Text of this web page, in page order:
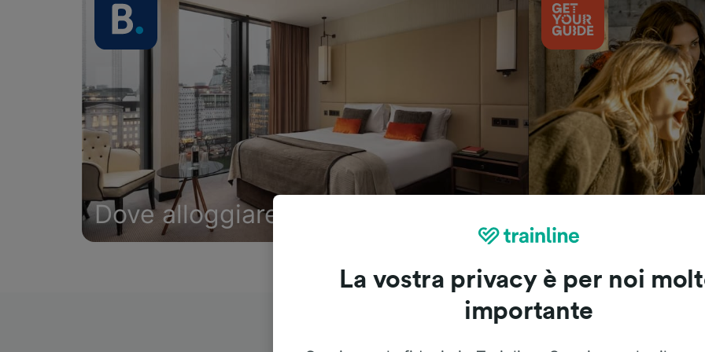
Dove alloggiare
Le recensioni dei nostri viaggiatori
La vostra privacy è per noi
importante